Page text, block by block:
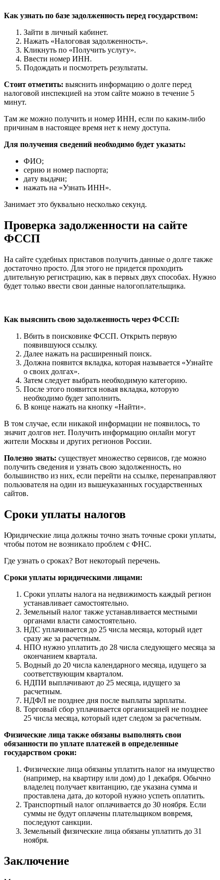
Как узнать по базе задолженность перед государством:
Зайти в личный кабинет.
Нажать «Налоговая задолженность».
Кликнуть по «Получить услугу».
Ввести номер ИНН.
Подождать и посмотреть результаты.
Стоит отметить: выяснить информацию о долге перед
налоговой инспекцией на этом сайте можно в течение 5
минут.
Там же можно получить и номер ИНН, если по каким-либо
причинам в настоящее время нет к нему доступа.
Для получения сведений необходимо будет указать:
ФИО;
серию и номер паспорта;
дату выдачи;
нажать на «Узнать ИНН».
Занимает это буквально несколько секунд.
Проверка задолженности на сайте
ФССП
На сайте судебных приставов получить данные о долге также
достаточно просто. Для этого не придется проходить
длительную регистрацию, как в первых двух способах. Нужно
будет только ввести свои данные налогоплательщика.
Как выяснить свою задолженность через ФССП:
Вбить в поисковике ФССП. Открыть первую
появившуюся ссылку.
Далее нажать на расширенный поиск.
Должна появится вкладка, которая называется «Узнайте
о своих долгах».
Затем следует выбрать необходимую категорию.
После этого появится новая вкладка, которую
необходимо будет заполнить.
В конце нажать на кнопку «Найти».
В том случае, если никакой информации не появилось, то
значит долгов нет. Получить информацию онлайн могут
жители Москвы и других регионов России.
Полезно знать: существует множество сервисов, где можно
получить сведения и узнать свою задолженность, но
большинство из них, если перейти на ссылке, перенаправляют
пользователя на один из вышеуказанных государственных
сайтов.
Сроки уплаты налогов
Юридические лица должны точно знать точные сроки уплаты,
чтобы потом не возникало проблем с ФНС.
Где узнать о сроках? Вот некоторый перечень.
Сроки уплаты юридическими лицами:
Сроки уплаты налога на недвижимость каждый регион
устанавливает самостоятельно.
Земельный налог также устанавливается местными
органами власти самостоятельно.
НДС уплачивается до 25 числа месяца, который идет
сразу же за расчетным.
НПО нужно уплатить до 28 числа следующего месяца за
окончанием квартала.
Водный до 20 числа календарного месяца, идущего за
соответствующим кварталом.
НДПИ выплачивают до 25 месяца, идущего за
расчетным.
НДФЛ не позднее дня после выплаты зарплаты.
Торговый сбор уплачивается организацией не позднее
25 числа месяца, который идет следом за расчетным.
Физические лица также обязаны выполнять свои
обязанности по уплате платежей в определенные
государством сроки:
Физические лица обязаны уплатить налог на имущество
(например, на квартиру или дом) до 1 декабря. Обычно
владелец получает квитанцию, где указана сумма и
проставлена дата, до которой нужно успеть оплатить.
Транспортный налог оплачивается до 30 ноября. Если
суммы не будут оплачены плательщиком вовремя,
последуют санкции.
Земельный физические лица обязаны уплатить до 31
ноября.
Заключение